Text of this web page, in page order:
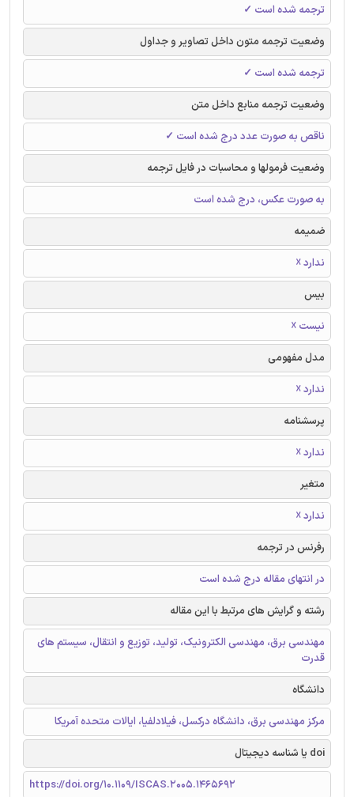
ترجمه شده است ✓
وضعیت ترجمه متون داخل تصاویر و جداول
ترجمه شده است ✓
وضعیت ترجمه منابع داخل متن
ناقص به صورت عدد درج شده است ✓
وضعیت فرمولها و محاسبات در فایل ترجمه
به صورت عکس، درج شده است
ضمیمه
ندارد ☓
بیس
نیست ☓
مدل مفهومی
ندارد ☓
پرسشنامه
ندارد ☓
متغیر
ندارد ☓
رفرنس در ترجمه
در انتهای مقاله درج شده است
رشته و گرایش های مرتبط با این مقاله
مهندسی برق، مهندسی الکترونیک، تولید، توزیع و انتقال، سیستم های
قدرت
دانشگاه
مرکز مهندسی برق، دانشگاه درکسل، فیلادلفیا، ایالات متحده آمریکا
doi یا شناسه دیجیتال
https://doi.org/10.1109/ISCAS.2005.1465692